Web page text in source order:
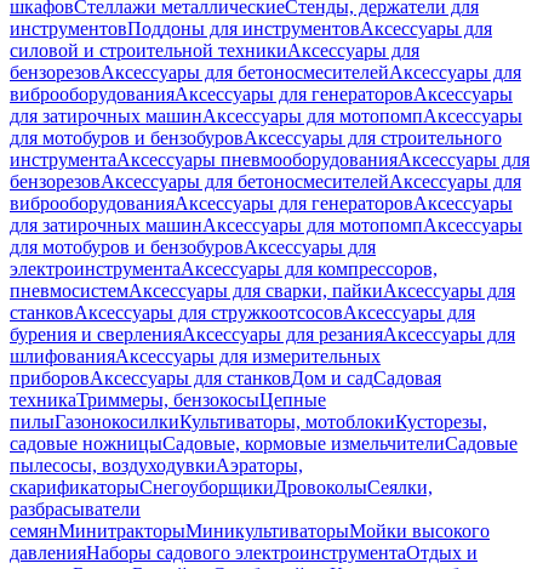
шкафовСтеллажи металлическиеСтенды, держатели для
инструментовПоддоны для инструментовАксессуары для
силовой и строительной техникиАксессуары для
бензорезовАксессуары для бетоносмесителейАксессуары для
виброоборудованияАксессуары для генераторовАксессуары
для затирочных машинАксессуары для мотопомпАксессуары
для мотобуров и бензобуровАксессуары для строительного
инструментаАксессуары пневмооборудованияАксессуары для
бензорезовАксессуары для бетоносмесителейАксессуары для
виброоборудованияАксессуары для генераторовАксессуары
для затирочных машинАксессуары для мотопомпАксессуары
для мотобуров и бензобуровАксессуары для
электроинструментаАксессуары для компрессоров,
пневмосистемАксессуары для сварки, пайкиАксессуары для
станковАксессуары для стружкоотсосовАксессуары для
бурения и сверленияАксессуары для резанияАксессуары для
шлифованияАксессуары для измерительных
приборовАксессуары для станковДом и садСадовая
техникаТриммеры, бензокосыЦепные
пилыГазонокосилкиКультиваторы, мотоблокиКусторезы,
садовые ножницыСадовые, кормовые измельчителиСадовые
пылесосы, воздуходувкиАэраторы,
скарификаторыСнегоуборщикиДровоколыСеялки,
разбрасыватели
семянМинитракторыМиникультиваторыМойки высокого
давленияНаборы садового электроинструментаОтдых и